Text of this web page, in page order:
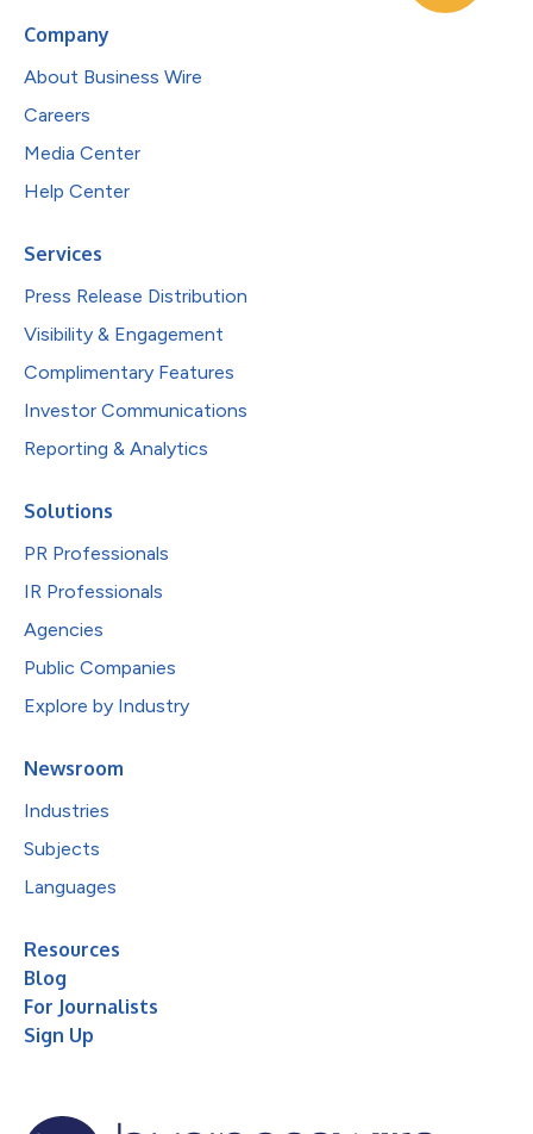
Company
About Business Wire
Careers
Media Center
Help Center
Services
Press Release Distribution
Visibility & Engagement
Complimentary Features
Investor Communications
Reporting & Analytics
Solutions
PR Professionals
IR Professionals
Agencies
Public Companies
Explore by Industry
Newsroom
Industries
Subjects
Languages
Resources
Blog
For Journalists
Sign Up